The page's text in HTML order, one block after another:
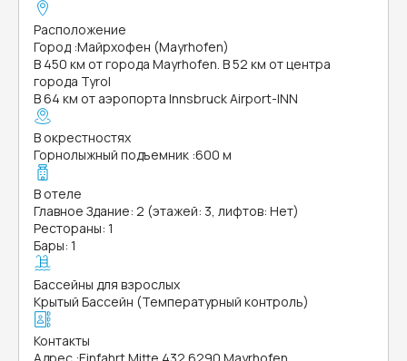
Расположение
Город :Майрхофен (Mayrhofen)
В 450 км от города Mayrhofen. В 52 км от центра
города Tyrol
В 64 км от аэропорта Innsbruck Airport-INN
В окрестностях
Горнолыжный подъемник :600 м
В отеле
Главное Здание: 2 (этажей: 3, лифтов: Нет)
Рестораны: 1
Бары: 1
Бассейны для взрослых
Крытый Бассейн (Температурный контроль)
Контакты